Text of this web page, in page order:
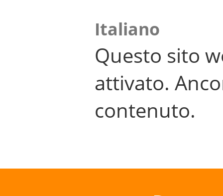
Italiano
Questo sito
attivato.
contenuto.